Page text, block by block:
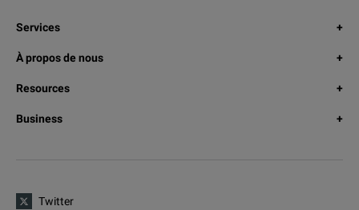
Services
À propos de nous
Resources
Business
Twitter